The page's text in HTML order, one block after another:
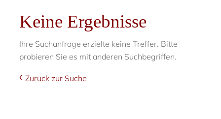
Keine Ergebnisse
Ihre Suchanfrage erzielte keine Treffer. Bitte
probieren Sie es mit anderen Suchbegriffen.
Zurück zur Suche